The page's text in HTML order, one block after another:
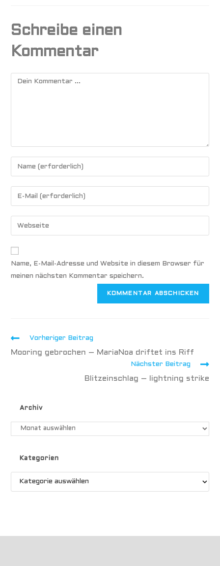
Schreibe einen
Kommentar
Name, E-Mail-Adresse und Website in diesem Browser für
meinen nächsten Kommentar speichern.
Vorheriger Beitrag
Mooring gebrochen – MariaNoa driftet ins Riff
Nächster Beitrag
Blitzeinschlag – lightning strike
Archiv
Kategorien